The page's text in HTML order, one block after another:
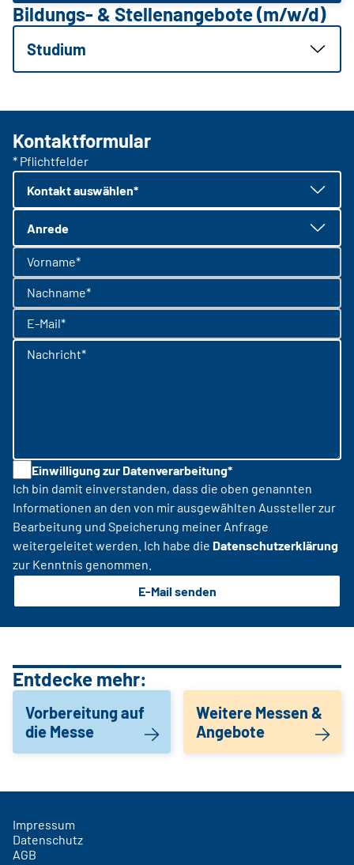
Bildungs- & Stellenangebote (m/w/d)
Studium
Kontaktformular
* Pflichtfelder
Kontakt auswählen*
Anrede
Vorname*
Nachname*
E-Mail*
Nachricht*
Einwilligung zur Datenverarbeitung*
Ich bin damit einverstanden, dass die oben genannten
Informationen an den von mir ausgewählten Aussteller zur
Bearbeitung und Speicherung meiner Anfrage
weitergeleitet werden. Ich habe die Datenschutzerklärung
zur Kenntnis genommen.
E-Mail senden
Entdecke mehr:
Vorbereitung auf
die Messe
Weitere Messen &
Angebote
Impressum
Datenschutz
AGB